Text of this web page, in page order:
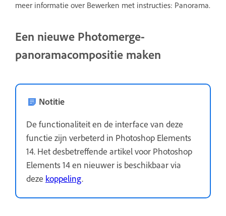
meer informatie over Bewerken met instructies: Panorama.
Een nieuwe Photomerge-
panoramacompositie maken
Notitie
De functionaliteit en de interface van deze
functie zijn verbeterd in Photoshop Elements
14. Het desbetreffende artikel voor Photoshop
Elements 14 en nieuwer is beschikbaar via
deze koppeling.